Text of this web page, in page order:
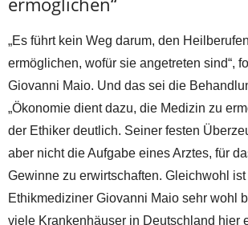
„Es führt kein Weg darum, den
ermöglichen, wofür sie angetreten sind“,
Giovanni Maio. Und das sei die
„Ökonomie dient dazu, die Medizin zu
der Ethiker deutlich. Seiner festen
aber nicht die Aufgabe eines Arztes, für
Gewinne zu erwirtschaften. Gleichwohl
Ethikmediziner Giovanni Maio sehr wohl
viele Krankenhäuser in Deutschland hier